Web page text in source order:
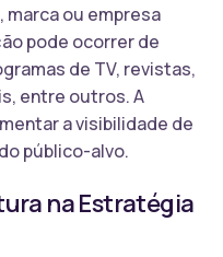
ou empresa
pode ocorrer de
de TV, revistas,
entre outros. A
a visibilidade de
público-alvo.
na Estratégia